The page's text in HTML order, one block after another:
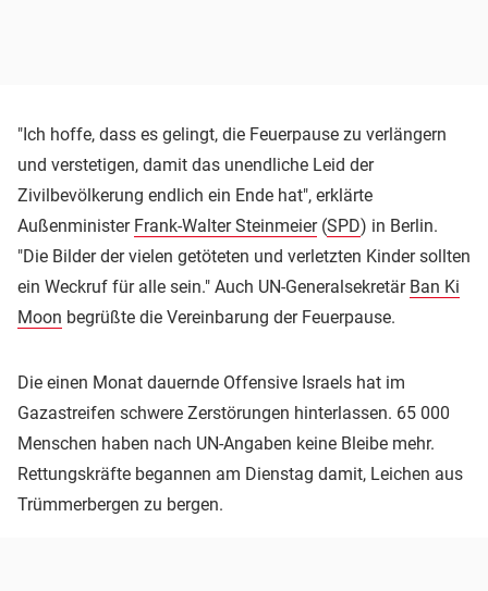
"Ich hoffe, dass es gelingt, die Feuerpause zu verlängern
und verstetigen, damit das unendliche Leid der
Zivilbevölkerung endlich ein Ende hat", erklärte
Außenminister Frank-Walter Steinmeier(SPD) in Berlin.
"Die Bilder der vielen getöteten und verletzten Kinder sollten
ein Weckruf für alle sein." Auch UN-Generalsekretär Ban Ki
Moon begrüßte die Vereinbarung der Feuerpause.
Die einen Monat dauernde Offensive Israels hat im
Gazastreifen schwere Zerstörungen hinterlassen. 65 000
Menschen haben nach UN-Angaben keine Bleibe mehr.
Rettungskräfte begannen am Dienstag damit, Leichen aus
Trümmerbergen zu bergen.